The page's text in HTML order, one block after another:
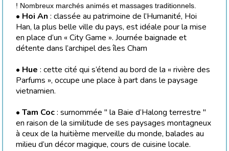
! Nombreux marchés animés et massages traditionnels.
• Hoi An : classée au patrimoine de l’Humanité, Hoi
Han, la plus belle ville du pays, est idéale pour la mise
en place d’un « City Game ». Journée baignade et
détente dans l’archipel des îles Cham
• Hue : cette cité qui s’étend au bord de la « rivière des
Parfums », occupe une place à part dans le paysage
vietnamien.
• Tam Coc: surnommée " la Baie d’Halong terrestre "
en raison de la similitude de ses paysages montagneux
à ceux de la huitième merveille du monde, balades au
milieu d’un décor magique, cours de cuisine locale.